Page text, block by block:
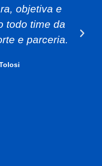
objetiva e
todo time da
e parceria.